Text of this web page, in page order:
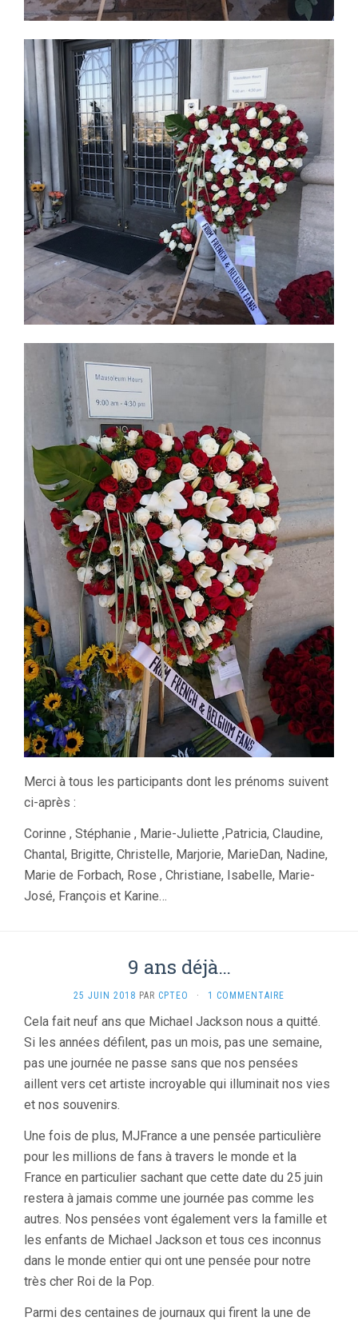
Merci à tous les participants dont les prénoms suivent
ci-après :
Corinne , Stéphanie , Marie-Juliette ,Patricia, Claudine,
Chantal, Brigitte, Christelle, Marjorie, MarieDan, Nadine,
Marie de Forbach, Rose , Christiane, Isabelle, Marie-
José, François et Karine…
9 ans déjà…
25 JUIN 2018 PAR CPTEO · 1 COMMENTAIRE
Cela fait neuf ans que Michael Jackson nous a quitté.
Si les années défilent, pas un mois, pas une semaine,
pas une journée ne passe sans que nos pensées
aillent vers cet artiste incroyable qui illuminait nos vies
et nos souvenirs.
Une fois de plus, MJFrance a une pensée particulière
pour les millions de fans à travers le monde et la
France en particulier sachant que cette date du 25 juin
restera à jamais comme une journée pas comme les
autres. Nos pensées vont également vers la famille et
les enfants de Michael Jackson et tous ces inconnus
dans le monde entier qui ont une pensée pour notre
très cher Roi de la Pop.
Parmi des centaines de journaux qui firent la une de